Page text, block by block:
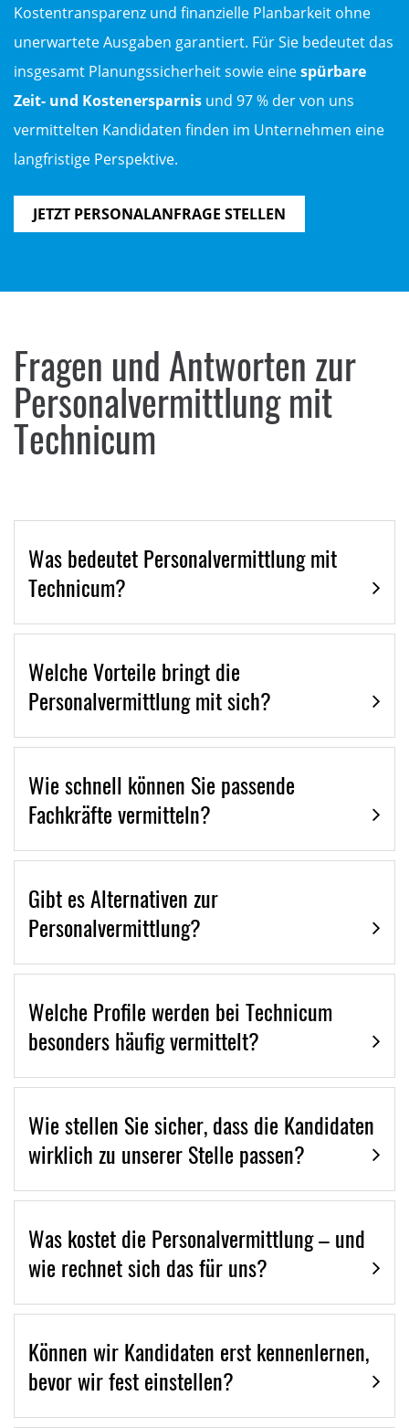
Kostentransparenz und finanzielle Planbarkeit ohne
unerwartete Ausgaben garantiert. Für Sie bedeutet das
insgesamt Planungssicherheit sowie einespürbare
Zeit- und Kostenersparnis und 97 % der von uns
vermittelten Kandidaten finden im Unternehmen eine
langfristige Perspektive.
JETZT PERSONALANFRAGE STELLEN
Fragen und Antworten zur
Personalvermittlung mit
Technicum
Was bedeutet Personalvermittlung mit
Technicum?
Welche Vorteile bringt die
Personalvermittlung mit sich?
Wie schnell können Sie passende
Fachkräfte vermitteln?
Gibt es Alternativen zur
Personalvermittlung?
Welche Profile werden bei Technicum
besonders häufig vermittelt?
Wie stellen Sie sicher, dass die Kandidaten
wirklich zu unserer Stelle passen?
Was kostet die Personalvermittlung – und
wie rechnet sich das für uns?
Können wir Kandidaten erst kennenlernen,
bevor wir fest einstellen?